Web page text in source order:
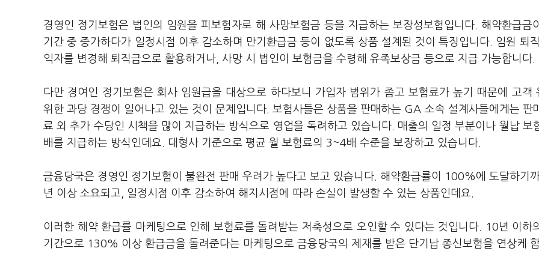
경영인 정기보험은 법인의 임원을 피보험자로 해 사망보험금 등을 지급하는 보장성보험입니다. 해약환급금
기간 중 증가하다가 일정시점 이후 감소하며 만기환급금 등이 없도록 상품 설계된 것이 특징입니다. 임원 퇴
익자를 변경해 퇴직금으로 활용하거나, 사망 시 법인이 보험금을 수령해 유족보상금 등으로 지급 가능합니다.
다만 경여인 정기보험은 회사 임원급을 대상으로 하다보니 가입자 범위가 좁고 보험료가 높기 때문에 고객
위한 과당 경쟁이 일어나고 있는 것이 문제입니다. 보험사들은 상품을 판매하는 GA 소속 설계사들에게는 판
료 외 추가 수당인 시책을 많이 지급하는 방식으로 영업을 독려하고 있습니다. 매출의 일정 부분이나 월납 보
배를 지급하는 방식인데요. 대형사 기준으로 평균 월 보험료의 3~4배 수준을 보장하고 있습니다.
금융당국은 경영인 정기보험이 불완전 판매 우려가 높다고 보고 있습니다. 해약환급률이 100%에 도달하기
년 이상 소요되고, 일정시점 이후 감소하여 해지시점에 따라 손실이 발생할 수 있는 상품인데요.
이러한 해약 환급률 마케팅으로 인해 보험료를 돌려받는 저축성으로 오인할 수 있다는 것입니다. 10년 이하
기간으로 130% 이상 환급금을 돌려준다는 마케팅으로 금융당국의 제재를 받은 단기납 종신보험을 연상케